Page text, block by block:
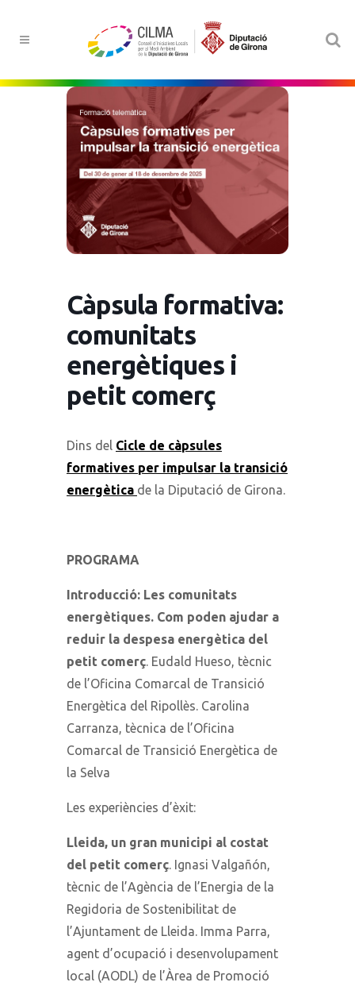
Càpsula formativa:
comunitats
energètiques i
petit comerç
Dins del Cicle de càpsules
formatives per impulsar la transició
energètica de la Diputació de Girona.
PROGRAMA
Introducció: Les comunitats
energètiques. Com poden ajudar a
reduir la despesa energètica del
petit comerç. Eudald Hueso, tècnic
de l’Oficina Comarcal de Transició
Energètica del Ripollès. Carolina
Carranza, tècnica de l’Oficina
Comarcal de Transició Energètica de
la Selva
Les experiències d’èxit:
Lleida, un gran municipi al costat
del petit comerç. Ignasi Valgañón,
tècnic de l’Agència de l’Energia de la
Regidoria de Sostenibilitat de
l’Ajuntament de Lleida. Imma Parra,
agent d’ocupació i desenvolupament
local (AODL) de l’Àrea de Promoció